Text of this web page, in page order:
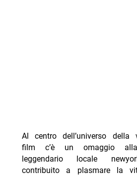
Al centro dell’universo della
film c’è un omaggio
leggendario locale
contribuito a plasmare la